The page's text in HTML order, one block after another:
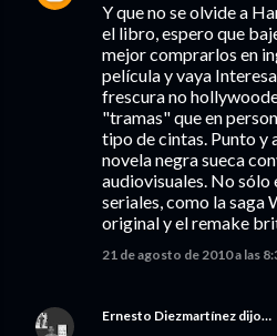
Y que no se olvide a
el libro, espero que
mejor comprarlos en
película y vaya
frescura no
"tramas" que en
tipo de cintas. Punto y
novela negra sueca
audiovisuales. No sólo
seriales, como la saga
original y el remake
21 de agosto de 2010 a las
Ernesto Diezmartínez dijo…